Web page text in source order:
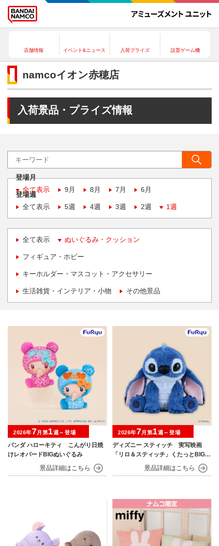
店舗情報 イベント&ニュース 入荷プライズ 設置ゲーム機
namcoイオン赤穂店
入荷景品・プライズ情報
登場月
全て表示
9月 8月 7月 6月
登場週
全て表示
5週 4週 3週 2週 1週
全て表示 ぬいぐるみ・クッション
フィギュア・ホビー
キーホルダー・マスコット・アクセサリー
生活雑貨・インテリア・小物 その他景品
パンダ ハローキティ こんがり日焼
けレオパードBIGぬいぐるみ
2026年7月第1週～登場
ディズニー スティッチ 実写映画
「リロ＆スティッチ」くたっとBIGぬ
2026年7月第1週～登場